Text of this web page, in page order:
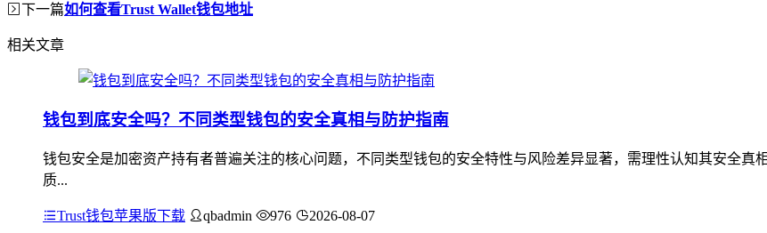
下一篇如何查看Trust Wallet钱包地址
相关文章
钱包到底安全吗？不同类型钱包的安全真相与防护指南
钱包安全是加密资产持有者普遍关注的核心问题，不同类型钱包的安全特性与风险差异显著，需理性认知其安全
质...
Trust钱包苹果版下载 qbadmin 976 2026-08-07